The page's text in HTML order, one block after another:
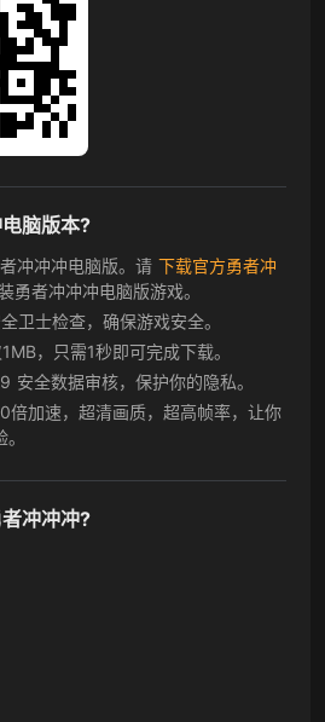
脑版本?
冲冲冲电脑版。请 下载官方勇者冲
勇者冲冲冲电脑版游戏。
卫士检查，确保游戏安全。
，只需1秒即可完成下载。
安全数据审核，保护你的隐私。
倍加速，超清画质，超高帧率，让你
冲冲冲?